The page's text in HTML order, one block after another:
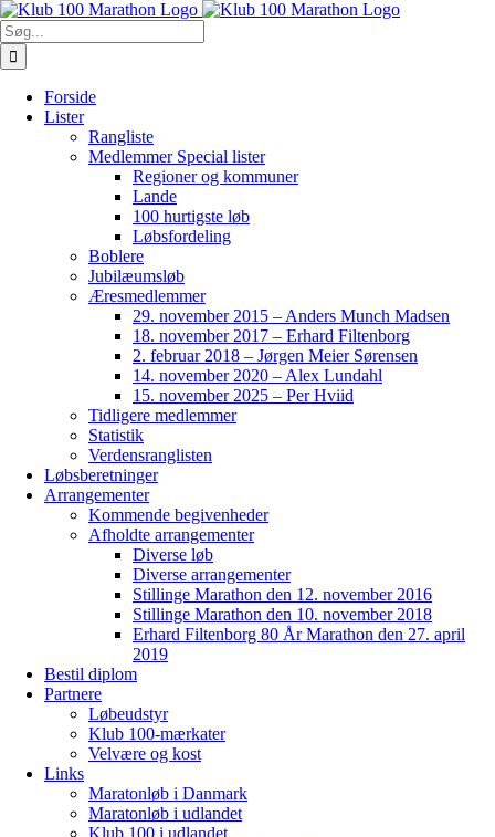
Skip
to
content
Søg
efter:
Forside
Lister
Rangliste
Medlemmer Special lister
Regioner og kommuner
Lande
100 hurtigste løb
Løbsfordeling
Boblere
Jubilæumsløb
Æresmedlemmer
29. november 2015 – Anders Munch Madsen
18. november 2017 – Erhard Filtenborg
2. februar 2018 – Jørgen Meier Sørensen
14. november 2020 – Alex Lundahl
15. november 2025 – Per Hviid
Tidligere medlemmer
Statistik
Verdensranglisten
Løbsberetninger
Arrangementer
Kommende begivenheder
Afholdte arrangementer
Diverse løb
Diverse arrangementer
Stillinge Marathon den 12. november 2016
Stillinge Marathon den 10. november 2018
Erhard Filtenborg 80 År Marathon den 27. april
2019
Bestil diplom
Partnere
Løbeudstyr
Klub 100-mærkater
Velvære og kost
Links
Maratonløb i Danmark
Maratonløb i udlandet
Klub 100 i udlandet